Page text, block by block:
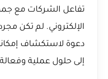
تفاعل الشركات مع
الإلكتروني. لم تكن
دعوة لاستكشاف
إلى حلول عملية